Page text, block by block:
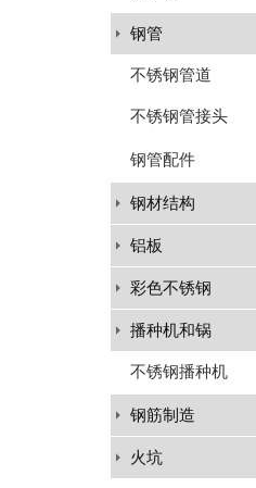
钢管
不锈钢管道
不锈钢管接头
钢管配件
钢材结构
铝板
彩色不锈钢
播种机和锅
不锈钢播种机
钢筋制造
火坑